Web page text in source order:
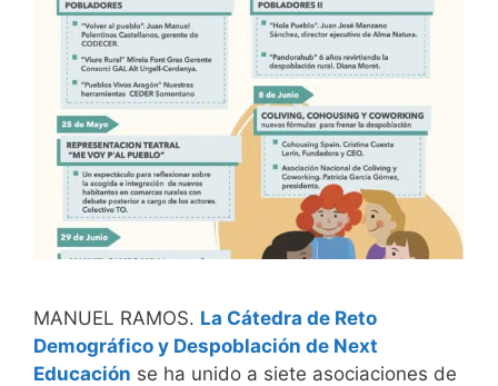
MANUEL RAMOS. La Cátedra de Reto
Demográfico y Despoblación de Next
Educación se ha unido a siete asociaciones de